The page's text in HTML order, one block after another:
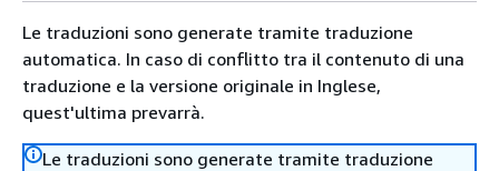
Le traduzioni sono generate tramite traduzione
automatica. In caso di conflitto tra il contenuto di una
traduzione e la versione originale in Inglese,
quest'ultima prevarrà.
Le traduzioni sono generate tramite traduzione